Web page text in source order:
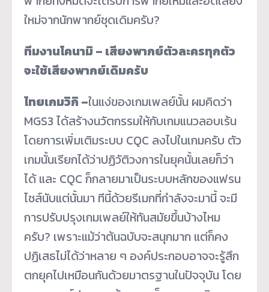
ใหม่จากนักพากย์ชุดเดิมครับ?
ทีมงานโคนามิ – เสียงพากย์ตัวละครทุกตัว
จะใช้เสียงพากย์เดิมครับ
ไทยเกมวิกิ –ในแง่ของเกมเพลย์นั้น ผมคิดว่า
MGS3 ได้สร้างนวัตกรรมให้กับเกมแนวลอบเร้น
โดยการเพิ่มเติมระบบ CQC ลงไปในเกมครับ ตัว
เกมนั้นเรียกได้ว่าปฏิวัติวงการในยุคนั้นเลยก็ว่า
ได้ และ CQC ก็กลายมาเป็นระบบหลักของแฟรน
ไชส์นับแต่นั้นมา ทีนี้ด้วยรีเมกที่กำลังจะมานี้ จะมี
การปรับปรุงเกมเพลย์ให้ทันสมัยขึ้นบ้างไหม
ครับ? เพราะแม้ว่าต้นฉบับจะสนุกมาก แต่ก็คง
ปฏิเสธไม่ได้ว่าหลาย ๆ องค์ประกอบอาจจะรู้สึก
ตกยุคไปเหมือนกันด้วยมาตรฐานในปัจจุบัน โดย